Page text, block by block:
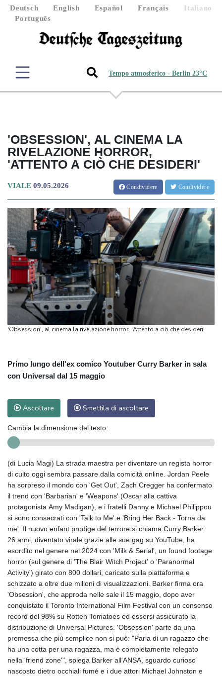
Deutsch English Español Français
Italiano
Português
Tempo atmosferico - Berlin 23°C
'OBSESSION', AL CINEMA LA
RIVELAZIONE HORROR,
'ATTENTO A CIÒ CHE DESIDERI'
VIALE 09.05.2026 Condividere Condividere
'Obsession', al cinema la rivelazione horror, 'Attento a ciò che desideri'
Primo lungo dell'ex comico Youtuber Curry Barker in sala
con Universal dal 15 maggio
Ascoltare Smettila di ascoltare
Cambia la dimensione del testo:
(di Lucia Magi) La strada maestra per diventare un regista horror
di culto oggi sembra passare dalla comicità online. Jordan Peele
ha sorpreso il mondo con 'Get Out', Zach Cregger ha confermato
il trend con 'Barbarian' e 'Weapons' (Oscar alla cattiva
protagonista Amy Madigan), e i fratelli Danny e Michael Philippou
si sono consacrati con 'Talk to Me' e 'Bring Her Back - Torna da
me'. Il nuovo enfant prodige del terrore si chiama Curry Barker:
26 anni, diventato virale grazie alle sue gag su YouTube, ha
esordito nel genere nel 2024 con 'Milk & Serial', un found footage
horror (sul genere di 'The Blair Witch Project' o 'Paranormal
Activity') girato con 800 dollari, caricato sulla piattaforma e
schizzato a oltre due milioni di visualizzazioni. Barker firma ora
'Obsession', che approda nelle sale il 15 maggio, dopo aver
conquistato il Toronto International Film Festival con un consenso
record del 98% su Rotten Tomatoes ed essersi assicurato la
distribuzione di Universal Pictures. 'Obsession' parte da una
premessa che più semplice non si può: "Parla di un ragazzo che
ha una cotta per una ragazza, ma è completamente relegato
nella 'friend zone'", spiega Barker all'ANSA, sguardo curioso
nascosto dietro occhiali fumé e i due attori Michael Johnston e